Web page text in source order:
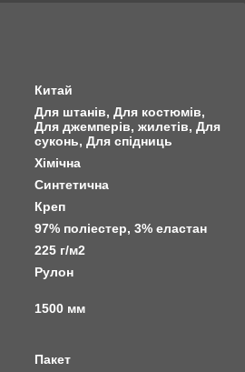
Китай
Для штанів, Для костюмів,
Для джемперів, жилетів, Для
суконь, Для спідниць
Хімічна
Синтетична
Креп
97% поліестер, 3% еластан
225 г/м2
Рулон
1500 мм
Пакет